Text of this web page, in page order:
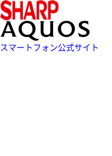
スマートフォン公式サイト